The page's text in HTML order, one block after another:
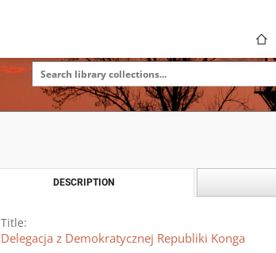
DESCRIPTION
Title:
Delegacja z Demokratycznej Republiki Konga